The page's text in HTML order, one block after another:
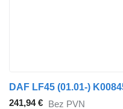
241,94 € Bez PVN